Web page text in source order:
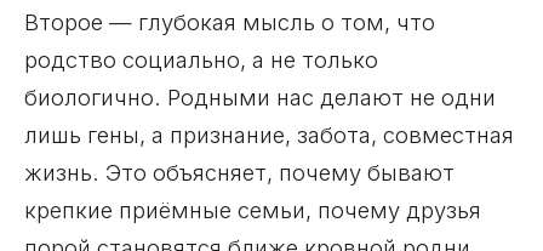
Второе — глубокая мысль о том, что
родство социально, а не только
биологично. Родными нас делают не одни
лишь гены, а признание, забота, совместная
жизнь. Это объясняет, почему бывают
крепкие приёмные семьи, почему друзья